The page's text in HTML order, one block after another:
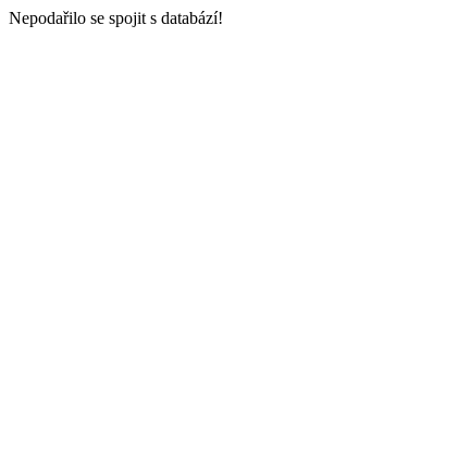
Nepodařilo se spojit s databází!